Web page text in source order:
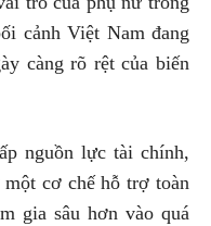
cảnh Việt Nam đang
càng rõ rệt của biến
nguồn lực tài chính,
cơ chế hỗ trợ toàn
gia sâu hơn vào quá